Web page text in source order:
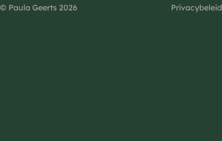
© Paula Geerts 2026 Privacybeleid